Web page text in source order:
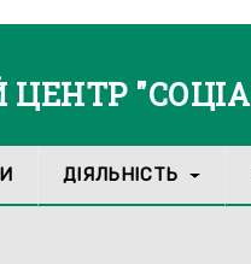
ЦЕНТР
ДІЯЛЬНІСТЬ